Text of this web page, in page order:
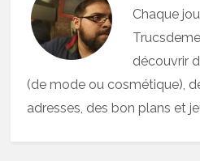
Chaque
découvrir
(de mode ou cosmétique),
adresses, des bon plans et